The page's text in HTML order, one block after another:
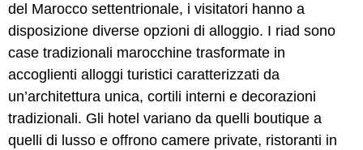
del Marocco settentrionale, i visitatori hanno a
disposizione diverse opzioni di alloggio. I riad sono
case tradizionali marocchine trasformate in
accoglienti alloggi turistici caratterizzati da
un’architettura unica, cortili interni e decorazioni
tradizionali. Gli hotel variano da quelli boutique a
quelli di lusso e offrono camere private, ristoranti in